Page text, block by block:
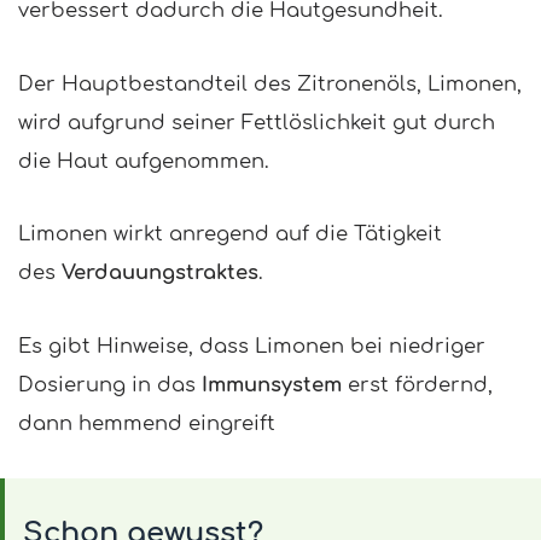
verbessert dadurch die Hautgesundheit.
Der Hauptbestandteil des Zitronenöls, Limonen,
wird aufgrund seiner Fettlöslichkeit gut durch
die Haut aufgenommen.
Limonen wirkt anregend auf die Tätigkeit
des Verdauungstraktes.
Es gibt Hinweise, dass Limonen bei niedriger
Dosierung in das Immunsystem erst fördernd,
dann hemmend eingreift
Schon gewusst?